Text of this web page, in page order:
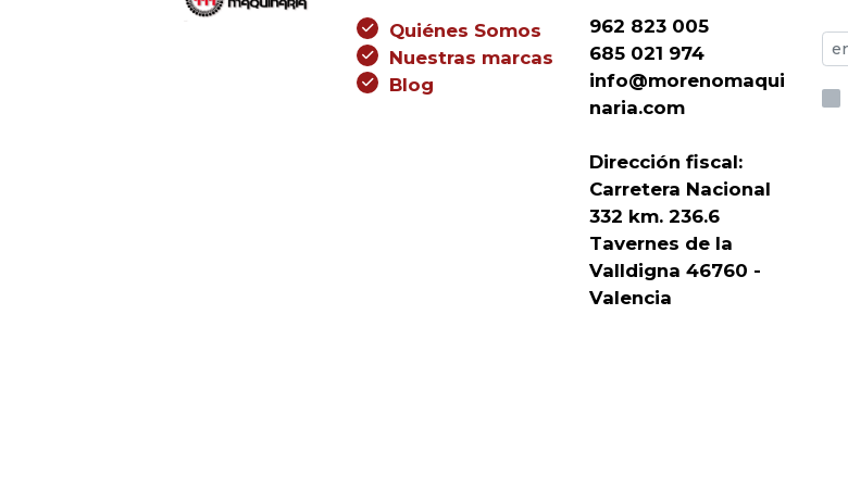
Quiénes Somos
Nuestras marcas
Blog
962 823 005
685 021 974
info@morenomaqui
naria.com
Dirección fiscal:
Carretera Nacional
332 km. 236.6
Tavernes de la
Valldigna 46760 -
Valencia